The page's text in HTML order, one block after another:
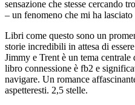
sensazione che stesse cercando
– un fenomeno che mi ha lasciato
Libri come questo sono un
storie incredibili in attesa di
Jimmy e Trent è un tema
libro connessione è fb2 e
navigare. Un romance
aspetteresti. 2,5 stelle.